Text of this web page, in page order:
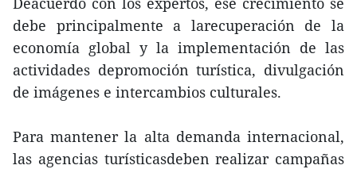
debe principalmente a larecuperación de la
economía global y la implementación de las
actividades depromoción turística, divulgación
de imágenes e intercambios culturales.
Para mantener la alta demanda internacional,
las agencias turísticasdeben realizar campañas